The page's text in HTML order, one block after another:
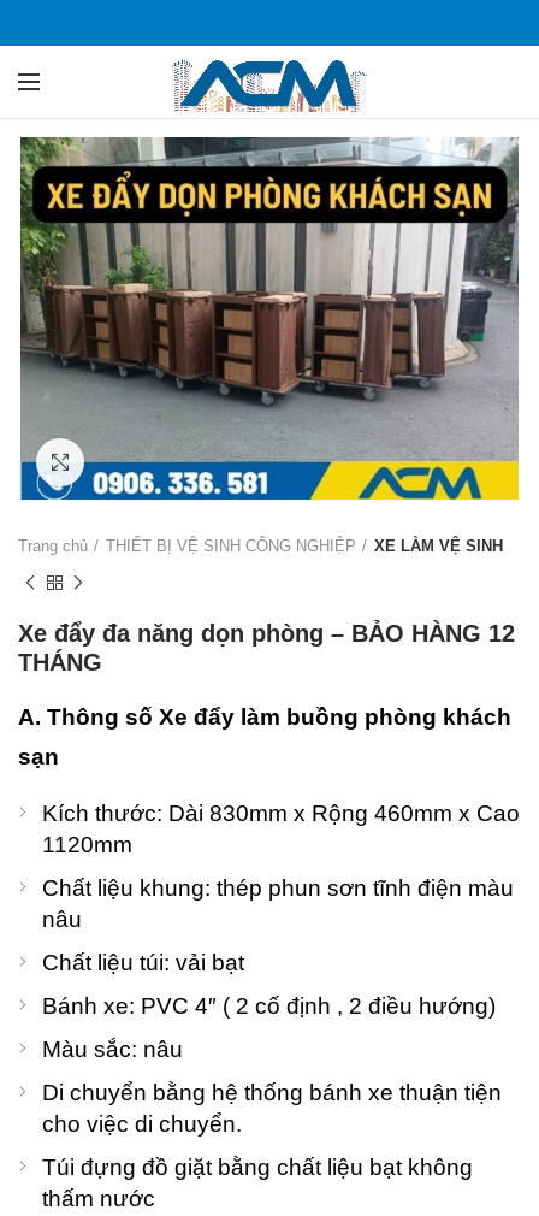
Click to enlarge
Trang chủ THIẾT BỊ VỆ SINH CÔNG NGHIỆP XE LÀM VỆ SINH
Xe đẩy đa năng dọn phòng – BẢO HÀNG 12
THÁNG
A. Thông số Xe đẩy làm buồng phòng khách
sạn
Kích thước: Dài 830mm x Rộng 460mm x Cao
1120mm
Chất liệu khung: thép phun sơn tĩnh điện màu
nâu
Chất liệu túi: vải bạt
Bánh xe: PVC 4″ ( 2 cố định , 2 điều hướng)
Màu sắc: nâu
Di chuyển bằng hệ thống bánh xe thuận tiện
cho việc di chuyển.
Túi đựng đồ giặt bằng chất liệu bạt không
thấm nước